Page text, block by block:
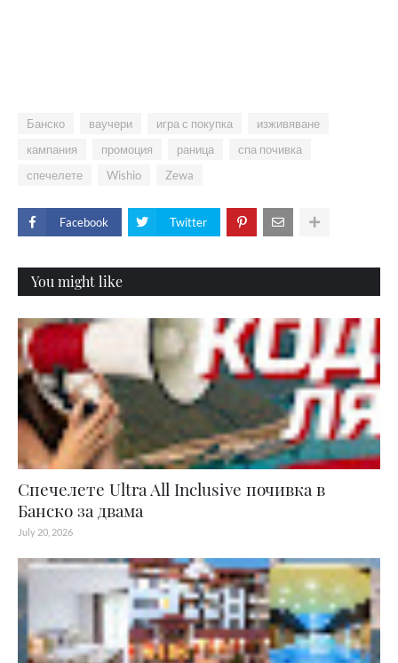
Банско ваучери игра с покупка
изживяване
кампания
промоция раница
спа почивка
спечелете
Wishio Zewa
Facebook Twitter
You might like
Спечелете Ultra All Inclusive почивка в
Банско за двама
July 20, 2026